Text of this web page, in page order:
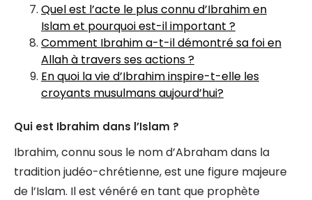
Quel est l’acte le plus connu d’Ibrahim en
Islam et pourquoi est-il important ?
Comment Ibrahim a-t-il démontré sa foi en
Allah à travers ses actions ?
En quoi la vie d’Ibrahim inspire-t-elle les
croyants musulmans aujourd’hui?
Qui est Ibrahim dans l’Islam ?
Ibrahim, connu sous le nom d’Abraham dans la
tradition judéo-chrétienne, est une figure majeure
de l’Islam. Il est vénéré en tant que prophète